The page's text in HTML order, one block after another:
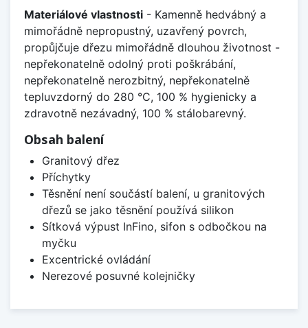
Materiálové vlastnosti - Kamenně hedvábný a
mimořádně nepropustný, uzavřený povrch,
propůjčuje dřezu mimořádně dlouhou životnost -
nepřekonatelně odolný proti poškrábání,
nepřekonatelně nerozbitný, nepřekonatelně
tepluvzdorný do 280 °C, 100 % hygienicky a
zdravotně nezávadný, 100 % stálobarevný.
Obsah balení
Granitový dřez
Příchytky
Těsnění není součástí balení, u granitových
dřezů se jako těsnění používá silikon
Sítková výpust InFino, sifon s odbočkou na
myčku
Excentrické ovládání
Nerezové posuvné kolejničky